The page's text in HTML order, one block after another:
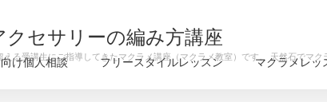
セサリーの編み方講座
る受講生にご指導してきたマクラメ講座（マクラメ教室）です。 天然石でマ
け個人相談 フリースタイルレッスン マクラメレッ